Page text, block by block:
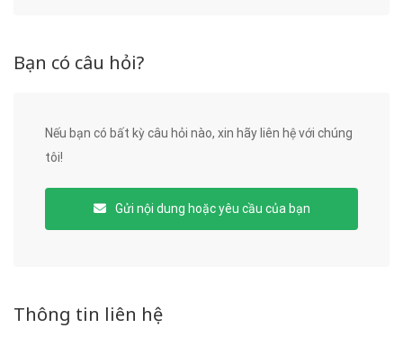
Bạn có câu hỏi?
Nếu bạn có bất kỳ câu hỏi nào, xin hãy liên hệ với chúng
tôi!
Gửi nội dung hoặc yêu cầu của bạn
Thông tin liên hệ